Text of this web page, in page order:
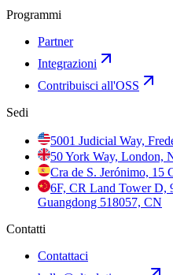
Programmi
Partner
Integrazioni
Contribuisci all'OSS
Sedi
5001 Judicial Way,
50 York Way, London,
Cra de S. Jerónimo, 15
6F, CR Land Tower D,
Guangdong 518057, CN
Contatti
Contattaci